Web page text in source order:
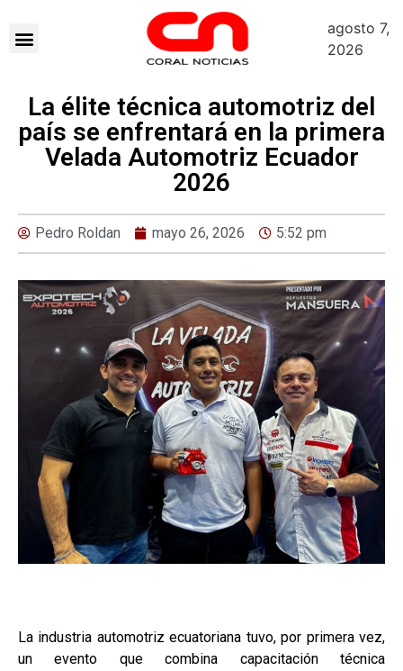
agosto 7,
2026
La élite técnica automotriz del
país se enfrentará en la primera
Velada Automotriz Ecuador
2026
Pedro Roldan mayo 26, 2026 5:52 pm
La industria automotriz ecuatoriana tuvo, por primera vez,
un evento que combina capacitación técnica